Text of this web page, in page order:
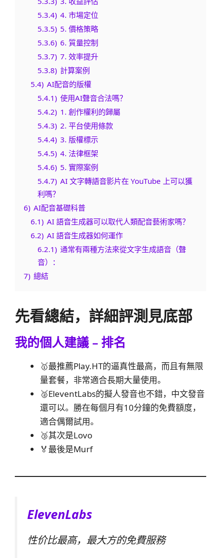
5.3.4) 4. 市場定位
5.3.5) 5. 價格策略
5.3.6) 6. 質量控制
5.3.7) 7. 效率提升
5.3.8) 計算案例
5.4) AI配音的版權
5.4.1) 使用AI聲音合法嗎？
5.4.2) 1. 創作權利的歸屬
5.4.3) 2. 平台使用條款
5.4.4) 3. 版權標示
5.4.5) 4. 法律框架
5.4.6) 5. 實際案例
5.4.7) AI 文字轉語音影片在 YouTube 上可以獲
利嗎？
6) AI配音基礎科普
6.1) AI 語音生成器可以取代人類配音藝術家嗎？
6.2) AI 語音生成器如何運作
6.2.1) 通常有兩種方法來從文字生成語音（聲
音）：
7) 總結
先看總結，詳細評測見底部
我的個人建議﹣排名
🥇最推薦Play.HT的逼真性最高，而且有無限
量套餐，非常適合長期大量使用。
🥈EleventLabs的擬人發音也不錯，中文發音
還可以。勝在每個月有10分鐘的免費額度，
適合偶爾試用。
🥉其次是Lovo
🏅最後是Murf
ElevenLabs
性价比最高，最大方的免費服務